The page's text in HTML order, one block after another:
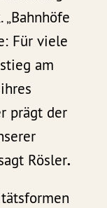
Für viele
am
prägt der
Rösler.